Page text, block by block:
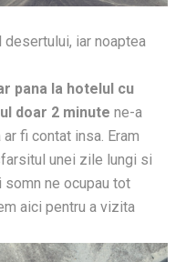
iar noaptea
pana la hotelul cu
doar 2 minute ne-a
fi contat insa. Eram
unei zile lungi si
somn ne ocupau tot
aici pentru a vizita